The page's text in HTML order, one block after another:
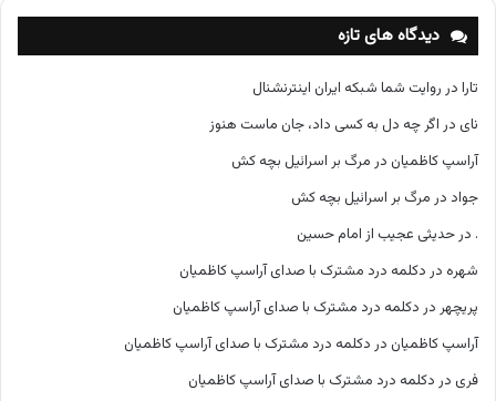
ه
دیدگاه های تازه
تارا در روایت شما شبکه ایران اینترنشنال
نای در اگر چه دل به کسی داد، جان ماست هنوز
آراسپ کاظمیان در مرگ بر اسرائیل بچه کش
جواد در مرگ بر اسرائیل بچه کش
. درحدیثی عجیب از امام حسین
شهره در دکلمه درد مشترک با صدای آراسپ کاظمیان
پریچهر در دکلمه درد مشترک با صدای آراسپ کاظمیان
آراسپ کاظمیان در دکلمه درد مشترک با صدای آراسپ کاظمیان
فری در دکلمه درد مشترک با صدای آراسپ کاظمیان